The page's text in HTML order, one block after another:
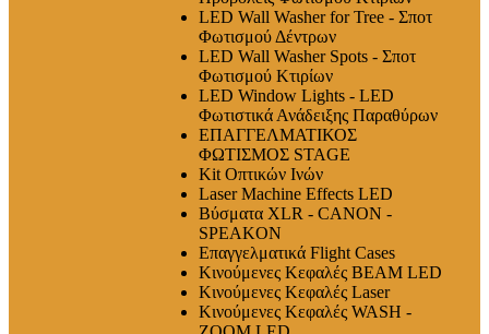
LED Wall Washer for Tree - Σποτ
Φωτισμού Δέντρων
LED Wall Washer Spots - Σποτ
Φωτισμού Κτιρίων
LED Window Lights - LED
Φωτιστικά Ανάδειξης Παραθύρων
ΕΠΑΓΓΕΛΜΑΤΙΚΟΣ
ΦΩΤΙΣΜΟΣ STAGE
Kit Οπτικών Ινών
Laser Machine Effects LED
Βύσματα XLR - CANON -
SPEAKON
Επαγγελματικά Flight Cases
Κινούμενες Κεφαλές BEAM LED
Κινούμενες Κεφαλές Laser
Κινούμενες Κεφαλές WASH -